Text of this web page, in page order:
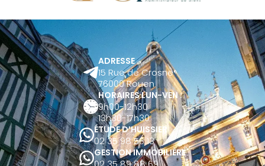
ADRESSE
15 Rue de Crosne
76000 Rouen
HORAIRES LUN-VEN :
9h00-12h30
13h30-17h30
ÉTUDE D’HUISSIER
02 35 98 56 13
GESTION IMMOBILIÈRE